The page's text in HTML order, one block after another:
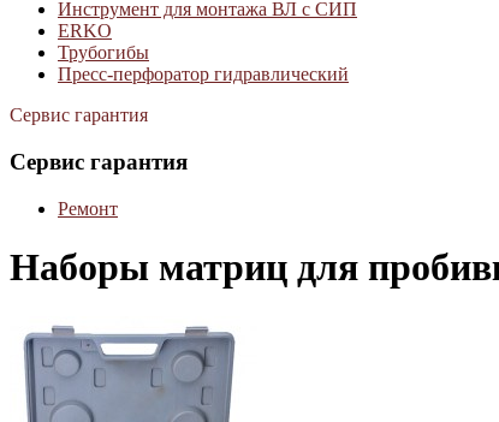
Инструмент для монтажа ВЛ с СИП
ERKO
Трубогибы
Пресс-перфоратор гидравлический
Сервис гарантия
Сервис гарантия
Ремонт
Наборы матриц для